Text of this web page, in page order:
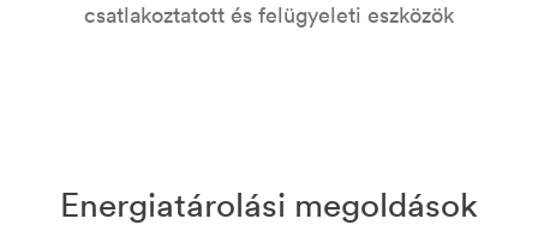
csatlakoztatott és felügyeleti eszközök
Energiatárolási megoldások